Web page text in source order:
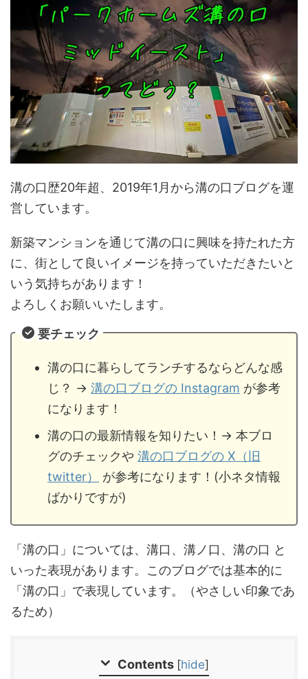
溝の口歴20年超、2019年1月から溝の口ブログを運
営しています。
新築マンションを通じて溝の口に興味を持たれた方
に、街として良いイメージを持っていただきたいと
いう気持ちがあります！
よろしくお願いいたします。
要チェック
溝の口に暮らしてランチするならどんな感
じ？ → 溝の口ブログの Instagram が参考
になります！
溝の口の最新情報を知りたい！→ 本ブロ
グのチェックや 溝の口ブログの X（旧
twitter）
が参考になります！(小ネタ情報
ばかりですが)
「溝の口」については、溝口、溝ノ口、溝の口 と
いった表現があります。このブログでは基本的に
「溝の口」で表現しています。（やさしい印象であ
るため）
Contents [hide]